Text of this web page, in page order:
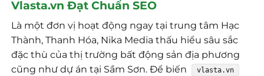
Vlasta.vn Đạt Chuẩn SEO
Là một đơn vị hoạt động ngay tại trung tâm Hạc
Thành, Thanh Hóa, Nika Media thấu hiểu sâu sắc
đặc thù của thị trường bất động sản địa phương
cũng như dự án tại Sầm Sơn. Để biến
vlasta.vn